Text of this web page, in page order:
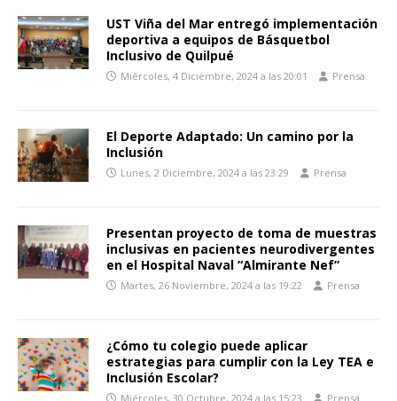
UST Viña del Mar entregó implementación
deportiva a equipos de Básquetbol
Inclusivo de Quilpué
Miércoles, 4 Diciembre, 2024 a las 20:01 Prensa
El Deporte Adaptado: Un camino por la
Inclusión
Lunes, 2 Diciembre, 2024 a las 23:29 Prensa
Presentan proyecto de toma de muestras
inclusivas en pacientes neurodivergentes
en el Hospital Naval “Almirante Nef”
Martes, 26 Noviembre, 2024 a las 19:22 Prensa
¿Cómo tu colegio puede aplicar
estrategias para cumplir con la Ley TEA e
Inclusión Escolar?
Miércoles, 30 Octubre, 2024 a las 15:23 Prensa